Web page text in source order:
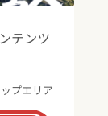
テンツ
プエリア